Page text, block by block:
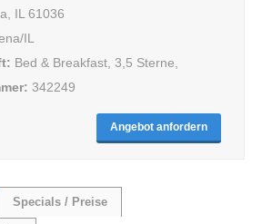
IL 61036
IL
Bed & Breakfast, 3,5 Sterne,
342249
Angebot anfordern
Specials / Preise